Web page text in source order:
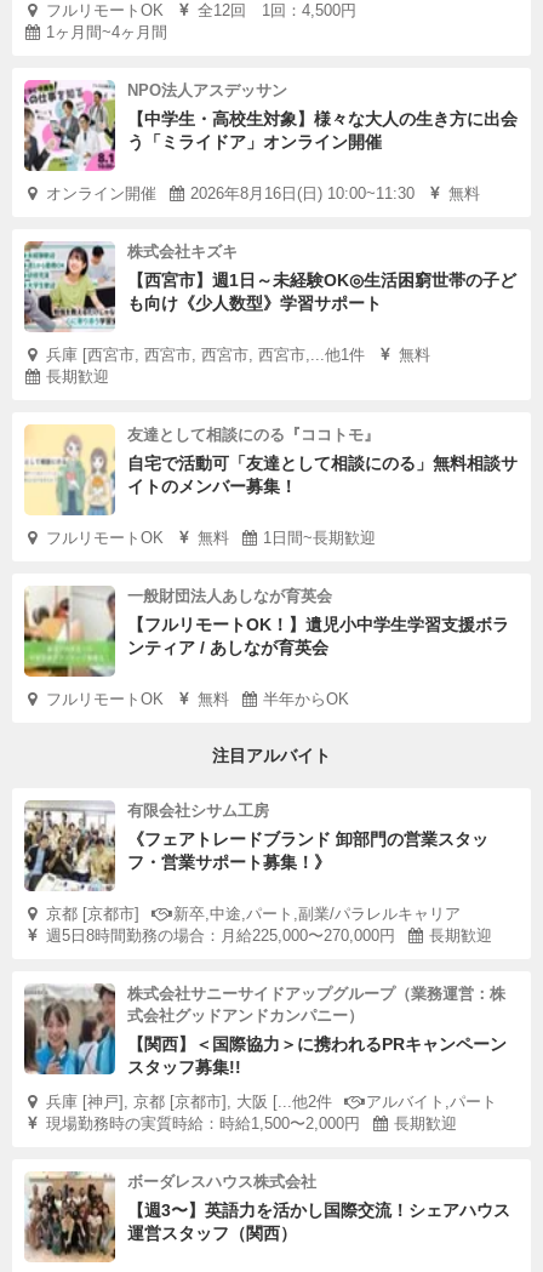
フルリモートOK
全12回 1回：4,500円
1ヶ月間~4ヶ月間
NPO法人アスデッサン
【中学生・高校生対象】様々な大人の生き方に出会
う「ミライドア」オンライン開催
オンライン開催 2026年8月16日(日) 10:00~11:30 無料
株式会社キズキ
【西宮市】週1日～未経験OK◎生活困窮世帯の子ど
も向け《少人数型》学習サポート
兵庫 [西宮市, 西宮市, 西宮市, 西宮市,...他1件
無料
長期歓迎
友達として相談にのる『ココトモ』
自宅で活動可「友達として相談にのる」無料相談サ
イトのメンバー募集！
フルリモートOK 無料 1日間~長期歓迎
一般財団法人あしなが育英会
【フルリモートOK！】遺児小中学生学習支援ボラ
ンティア / あしなが育英会
フルリモートOK 無料 半年からOK
注目アルバイト
有限会社シサム工房
《フェアトレードブランド 卸部門の営業スタッ
フ・営業サポート募集！》
京都 [京都市]
新卒,中途,パート,副業/パラレルキャリア
週5日8時間勤務の場合：月給225,000〜270,000円
長期歓迎
株式会社サニーサイドアップグループ（業務運営：株
式会社グッドアンドカンパニー）
【関西】＜国際協力＞に携われるPRキャンペーン
スタッフ募集!!
兵庫 [神戸], 京都 [京都市], 大阪 [...他2件
アルバイト,パート
現場勤務時の実質時給：時給1,500〜2,000円
長期歓迎
ボーダレスハウス株式会社
【週3〜】英語力を活かし国際交流！シェアハウス
運営スタッフ（関西）